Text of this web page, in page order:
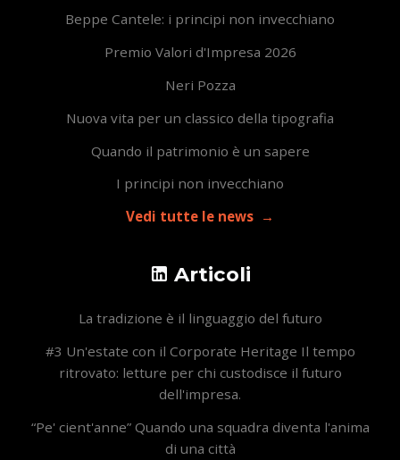
Beppe Cantele: i principi non invecchiano
Premio Valori d'Impresa 2026
Neri Pozza
Nuova vita per un classico della tipografia
Quando il patrimonio è un sapere
I principi non invecchiano
Vedi tutte le news
Articoli
La tradizione è il linguaggio del futuro
#3 Un'estate con il Corporate Heritage Il tempo
ritrovato: letture per chi custodisce il futuro
dell'impresa.
“Pe' cient'anne” Quando una squadra diventa l'anima
di una città